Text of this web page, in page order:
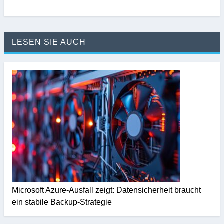
LESEN SIE AUCH
Microsoft Azure-Ausfall zeigt: Datensicherheit braucht
ein stabile Backup-Strategie